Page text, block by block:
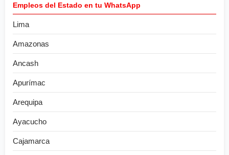
Empleos del Estado en tu WhatsApp
Lima
Amazonas
Ancash
Apurímac
Arequipa
Ayacucho
Cajamarca